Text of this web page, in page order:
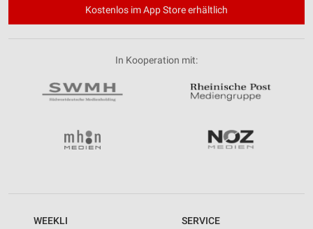
Kostenlos im App Store erhältlich
In Kooperation mit:
WEEKLI SERVICE